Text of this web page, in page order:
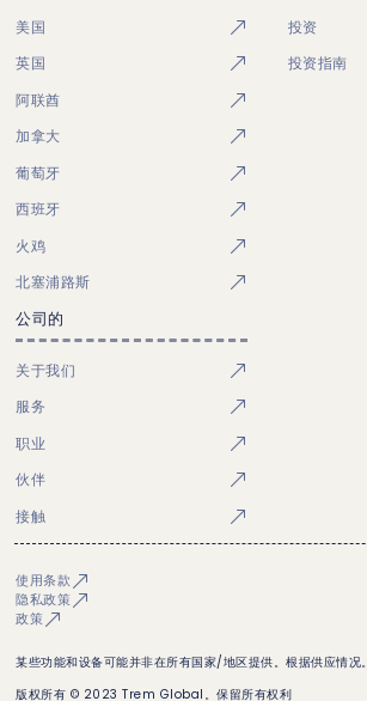
美国
英国
阿联酋
加拿大
葡萄牙
西班牙
火鸡
北塞浦路斯
投资
投资指南
公司的
关于我们
服务
职业
伙伴
接触
使用条款
隐私政策
政策
某些功能和设备可能并非在所有国家/地区提供。根据供应情况。
版权所有 © 2023 Trem Global。保留所有权利